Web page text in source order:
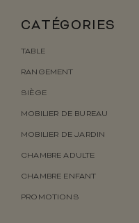
CATÉGORIES
TABLE
RANGEMENT
SIÈGE
MOBILIER DE BUREAU
MOBILIER DE JARDIN
CHAMBRE ADULTE
CHAMBRE ENFANT
PROMOTIONS